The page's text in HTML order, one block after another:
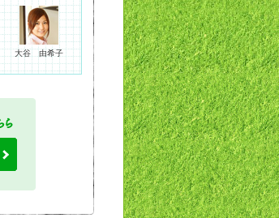
大谷 由希子